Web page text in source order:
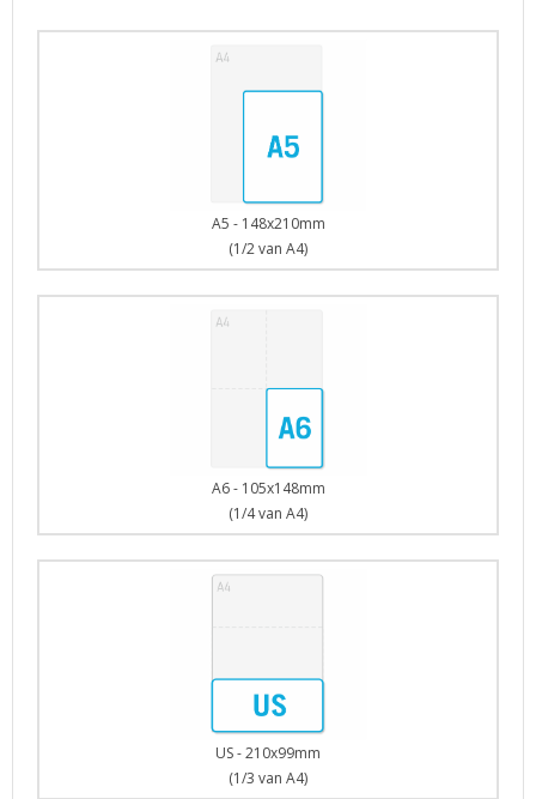
A5 - 148x210mm
(1/2 van A4)
A6 - 105x148mm
(1/4 van A4)
US - 210x99mm
(1/3 van A4)